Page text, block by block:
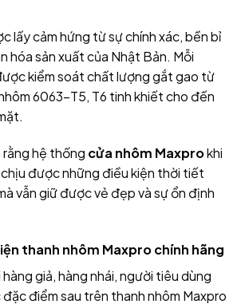
lấy cảm hứng từ sự chính xác, bền bỉ
hóa sản xuất của Nhật Bản. Mỗi
kiểm soát chất lượng gắt gao từ
6063-T5, T6 tinh khiết cho đến
hệ thống cửa nhôm Maxprokhi
được những điều kiện thời tiết
vẫn giữ được vẻ đẹp và sự ổn định
thanh nhôm Maxpro chính hãng
giả, hàng nhái, người tiêu dùng
điểm sau trên thanh nhôm Maxpro